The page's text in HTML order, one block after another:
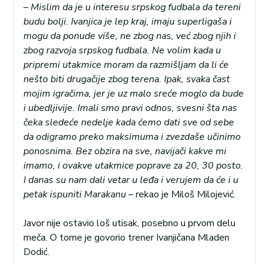
– Mislim da je u interesu srpskog fudbala da tereni
budu bolji. Ivanjica je lep kraj, imaju superligaša i
mogu da ponude više, ne zbog nas, već zbog njih i
zbog razvoja srpskog fudbala. Ne volim kada u
pripremi utakmice moram da razmišljam da li će
nešto biti drugačije zbog terena. Ipak, svaka čast
mojim igračima, jer je uz malo sreće moglo da bude
i ubedljivije. Imali smo pravi odnos, svesni šta nas
čeka sledeće nedelje kada ćemo dati sve od sebe
da odigramo preko maksimuma i zvezdaše učinimo
ponosnima. Bez obzira na sve, navijači kakve mi
imamo, i ovakve utakmice poprave za 20, 30 posto.
I danas su nam dali vetar u leđa i verujem da će i u
petak ispuniti Marakanu –rekao je Miloš Milojević.
Javor nije ostavio loš utisak, posebno u prvom delu
meča. O tome je govorio trener Ivanjičana Mladen
Dodić.